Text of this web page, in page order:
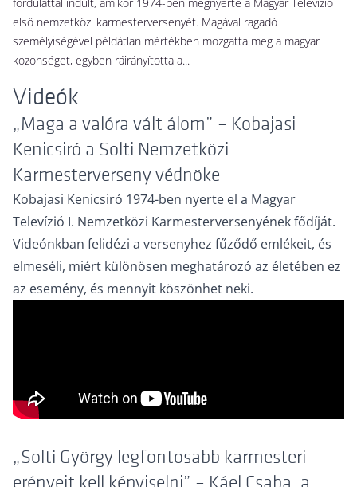
első nemzetközi karmesterversenyét. Magával ragadó
személyiségével példátlan mértékben mozgatta meg a magyar
közönséget, egyben ráirányította a...
Videók
„Maga a valóra vált álom” – Kobajasi
Kenicsiró a Solti Nemzetközi
Karmesterverseny védnöke
Kobajasi Kenicsiró 1974-ben nyerte el a Magyar
Televízió I. Nemzetközi Karmesterversenyének fődíját.
Videónkban felidézi a versenyhez fűződő emlékeit, és
elmeséli, miért különösen meghatározó az életében ez
az esemény, és mennyit köszönhet neki.
„Solti György legfontosabb karmesteri